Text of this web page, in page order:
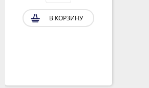
В КОРЗИНУ